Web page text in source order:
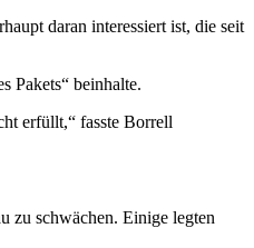
daran interessiert ist, die seit
Pakets“ beinhalte.
erfüllt,“ fasste Borrell
zu schwächen. Einige legten